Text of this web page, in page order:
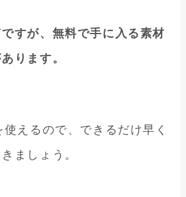
すが、無料で手に入る素材
ります。
えるので、できるだけ早く
ましょう。